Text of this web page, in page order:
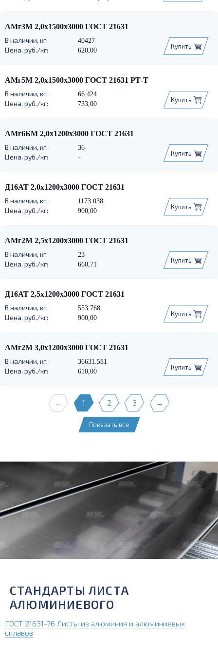
АМг3М 2,0х1500х3000 ГОСТ 21631
40427
620,00
Купить
АМг5М 2,0х1500х3000 ГОСТ 21631 РТ-Т
66.424
733,00
Купить
АМг6БМ 2,0х1200х3000 ГОСТ 21631
36
-
Купить
Д16АТ 2,0х1200х3000 ГОСТ 21631
1173.038
900,00
Купить
АМг2М 2,5х1200х3000 ГОСТ 21631
23
660,71
Купить
Д16АТ 2,5х1200х3000 ГОСТ 21631
553.768
900,00
Купить
АМг2М 3,0х1200х3000 ГОСТ 21631
36631.581
610,00
Купить
← 1 2 3 →
Показать все
СТАНДАРТЫ ЛИСТА
АЛЮМИНИЕВОГО
ГОСТ 21631-76 Листы из алюминия и алюминиевых
сплавов